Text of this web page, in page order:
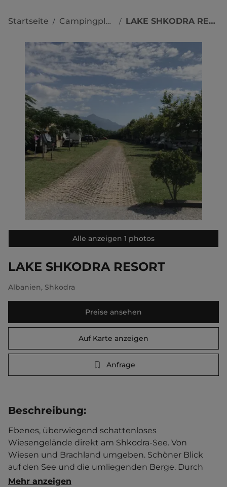
Startseite / Campingplätze / LAKE SHKODRA RESORT
Alle anzeigen 1 photos
LAKE SHKODRA RESORT
Albanien, Shkodra
Preise ansehen
Auf Karte anzeigen
Anfrage
Beschreibung:
Ebenes, überwiegend schattenloses
Wiesengelände direkt am Shkodra-See. Von
Wiesen und Brachland umgeben. Schöner Blick
auf den See und die umliegenden Berge. Durch
junge Bäume teils parzelliert und gegliedert.
Mehr anzeigen